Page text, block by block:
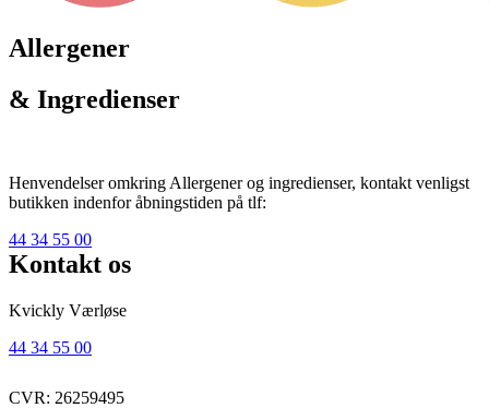
Allergener
& Ingredienser
Henvendelser omkring Allergener og ingredienser, kontakt venligst
butikken indenfor åbningstiden på tlf:
44 34 55 00
Kontakt os
Kvickly Værløse
44 34 55 00
CVR: 26259495